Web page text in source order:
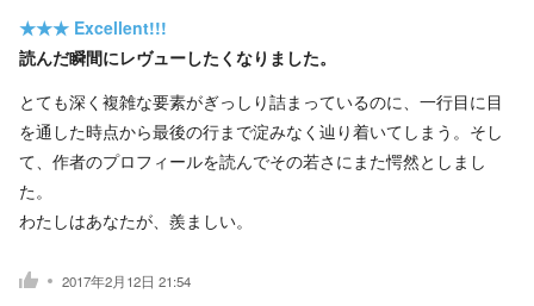
★★★ Excellent!!!
読んだ瞬間にレヴューしたくなりました。
とても深く複雑な要素がぎっしり詰まっているのに、一行目に目
を通した時点から最後の行まで淀みなく辿り着いてしまう。そし
て、作者のプロフィールを読んでその若さにまた愕然としまし
た。
わたしはあなたが、羨ましい。
2017年2月12日 21:54